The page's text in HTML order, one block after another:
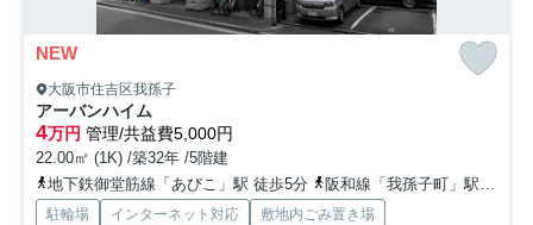
NEW
大阪市住吉区我孫子
アーバンハイム
4万円 管理/共益費5,000円
22.00㎡ (1K) /築32年 /5階建
地下鉄御堂筋線「あびこ」駅 徒歩5分
阪和線「我孫子町」駅 徒歩5分
駐輪場 インターネット対応
敷地内ごみ置き場